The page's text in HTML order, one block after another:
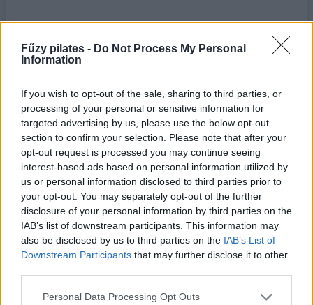
Fűzy pilates - Do Not Process My Personal
Information
If you wish to opt-out of the sale, sharing to third parties, or
processing of your personal or sensitive information for
targeted advertising by us, please use the below opt-out
section to confirm your selection. Please note that after your
opt-out request is processed you may continue seeing
interest-based ads based on personal information utilized by
us or personal information disclosed to third parties prior to
your opt-out. You may separately opt-out of the further
disclosure of your personal information by third parties on the
IAB’s list of downstream participants. This information may
also be disclosed by us to third parties on the IAB’s List of
Downstream Participants that may further disclose it to other
Personal Data Processing Opt Outs